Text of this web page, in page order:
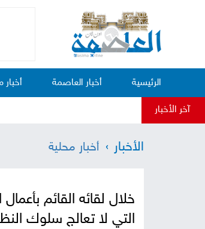
الرئيسية أخبار العاصمة أخبار
آخر الأخبار
الأخبار أخبار محلية
خلال لقائه القائم
التي لا تعالج سلوك